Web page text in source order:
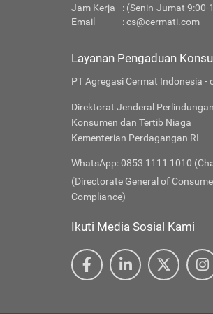
Jam Kerja
: (Senin-Jumat 9:00-
Email
:cs@cermati.com
Layanan Pengaduan
PT Agregasi Cermat Indonesia -
Direktorat Jenderal Perlindungan
Konsumen dan Tertib Niaga
Kementerian Perdagangan RI
WhatsApp: 0853 1111 1010
(Directorate General of
Compliance)
Ikuti Media Sosial Kami